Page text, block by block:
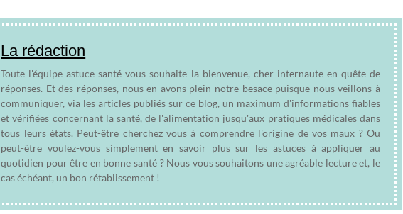
La rédaction
Toute l'équipe astuce-santé vous souhaite la bienvenue, cher internaute en quête de
réponses. Et des réponses, nous en avons plein notre besace puisque nous veillons à
communiquer, via les articles publiés sur ce blog, un maximum d'informations fiables
et vérifiées concernant la santé, de l'alimentation jusqu'aux pratiques médicales dans
tous leurs états. Peut-être cherchez vous à comprendre l'origine de vos maux ? Ou
peut-être voulez-vous simplement en savoir plus sur les astuces à appliquer au
quotidien pour être en bonne santé ? Nous vous souhaitons une agréable lecture et, le
cas échéant, un bon rétablissement !